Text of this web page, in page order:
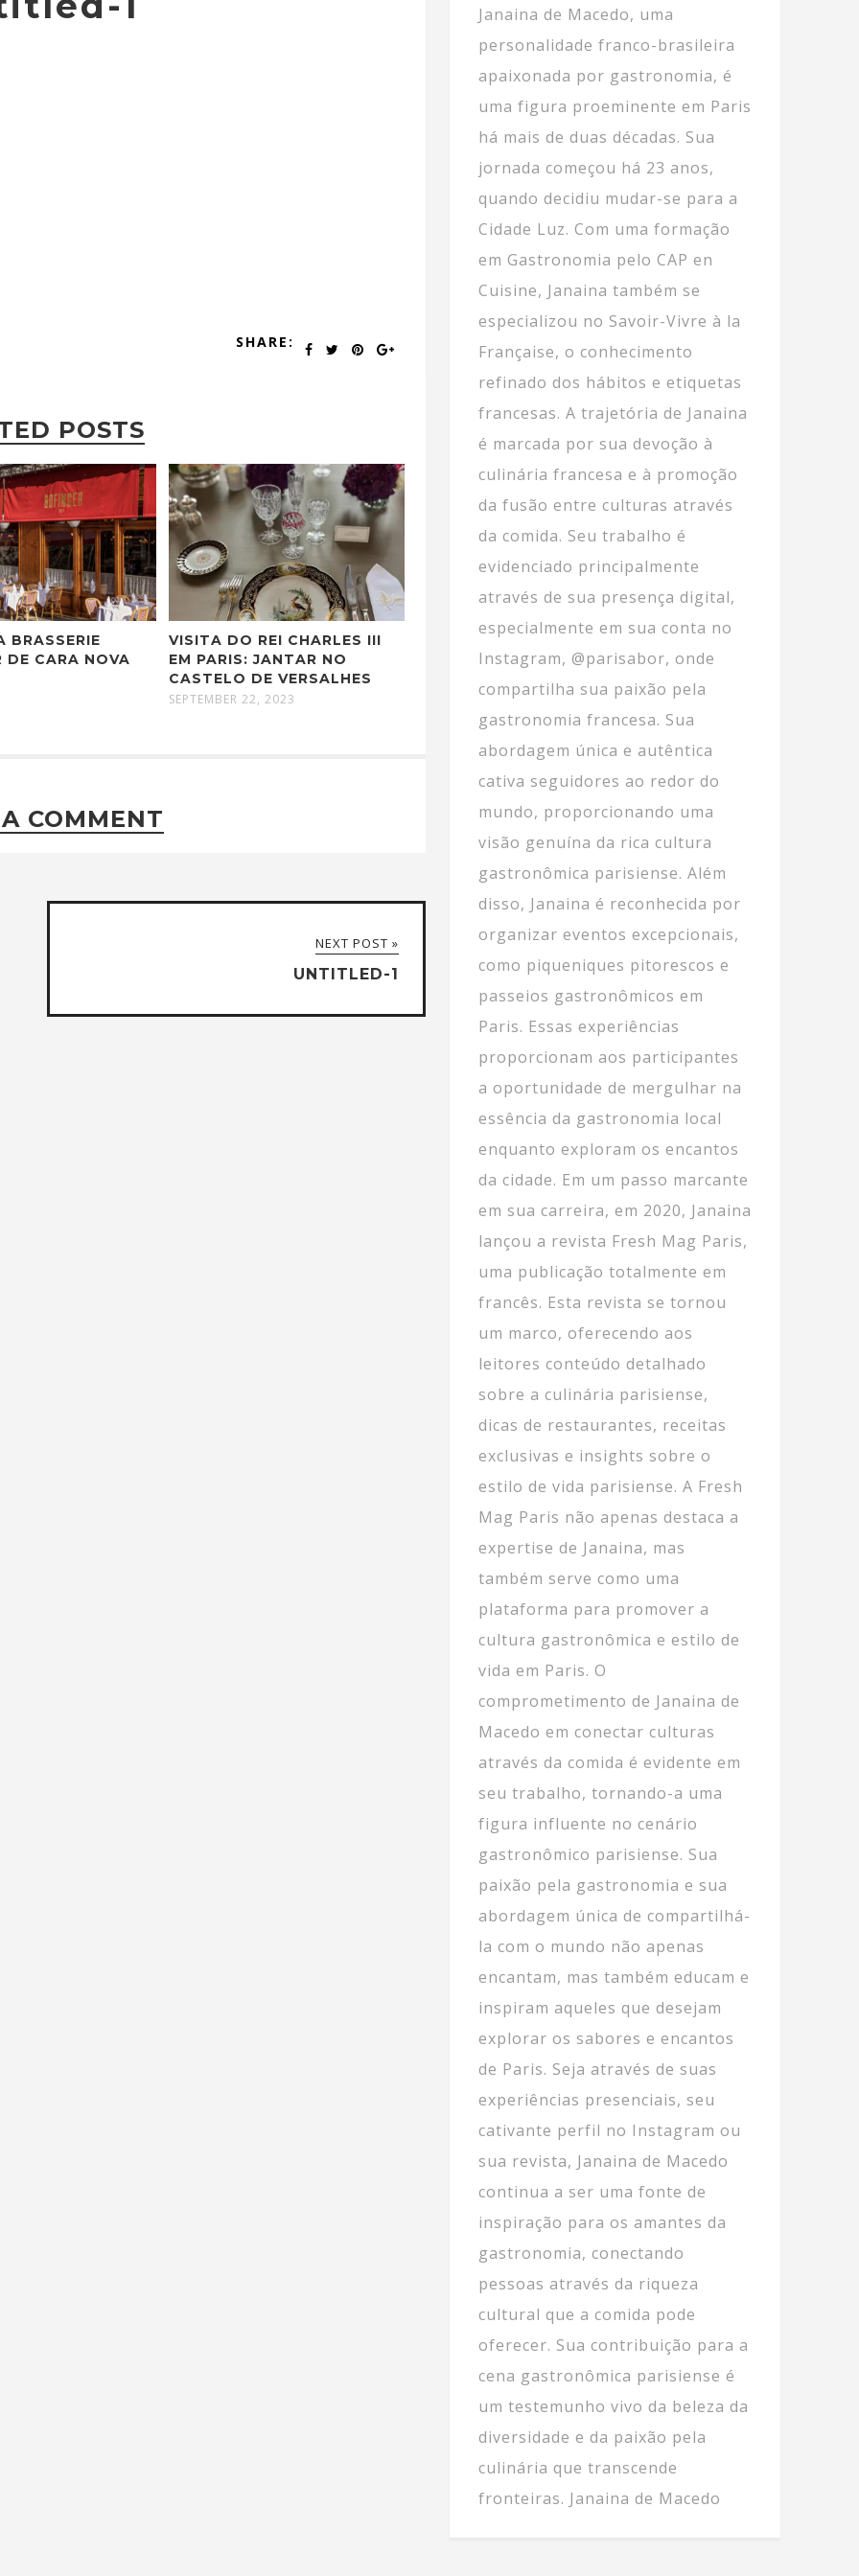
SHARE:
POSTS
BRASSERIE
DE CARA NOVA
VISITA DO REI CHARLES III
EM PARIS: JANTAR NO
CASTELO DE VERSALHES
SEPTEMBER 22, 2023
COMMENT
NEXT POST »
UNTITLED-1
Janaina de Macedo, uma
personalidade franco-brasileira
apaixonada por gastronomia, é
uma figura proeminente em Paris
há mais de duas décadas. Sua
jornada começou há 23 anos,
quando decidiu mudar-se para a
Cidade Luz. Com uma formação
em Gastronomia pelo CAP en
Cuisine, Janaina também se
especializou no Savoir-Vivre à la
Française, o conhecimento
refinado dos hábitos e etiquetas
francesas. A trajetória de Janaina
é marcada por sua devoção à
culinária francesa e à promoção
da fusão entre culturas através
da comida. Seu trabalho é
evidenciado principalmente
através de sua presença digital,
especialmente em sua conta no
Instagram, @parisabor, onde
compartilha sua paixão pela
gastronomia francesa. Sua
abordagem única e autêntica
cativa seguidores ao redor do
mundo, proporcionando uma
visão genuína da rica cultura
gastronômica parisiense. Além
disso, Janaina é reconhecida por
organizar eventos excepcionais,
como piqueniques pitorescos e
passeios gastronômicos em
Paris. Essas experiências
proporcionam aos participantes
a oportunidade de mergulhar na
essência da gastronomia local
enquanto exploram os encantos
da cidade. Em um passo marcante
em sua carreira, em 2020, Janaina
lançou a revista Fresh Mag Paris,
uma publicação totalmente em
francês. Esta revista se tornou
um marco, oferecendo aos
leitores conteúdo detalhado
sobre a culinária parisiense,
dicas de restaurantes, receitas
exclusivas e insights sobre o
estilo de vida parisiense. A Fresh
Mag Paris não apenas destaca a
expertise de Janaina, mas
também serve como uma
plataforma para promover a
cultura gastronômica e estilo de
vida em Paris. O
comprometimento de Janaina de
Macedo em conectar culturas
através da comida é evidente em
seu trabalho, tornando-a uma
figura influente no cenário
gastronômico parisiense. Sua
paixão pela gastronomia e sua
abordagem única de compartilhá-
la com o mundo não apenas
encantam, mas também educam e
inspiram aqueles que desejam
explorar os sabores e encantos
de Paris. Seja através de suas
experiências presenciais, seu
cativante perfil no Instagram ou
sua revista, Janaina de Macedo
continua a ser uma fonte de
inspiração para os amantes da
gastronomia, conectando
pessoas através da riqueza
cultural que a comida pode
oferecer. Sua contribuição para a
cena gastronômica parisiense é
um testemunho vivo da beleza da
diversidade e da paixão pela
culinária que transcende
fronteiras. Janaina de Macedo